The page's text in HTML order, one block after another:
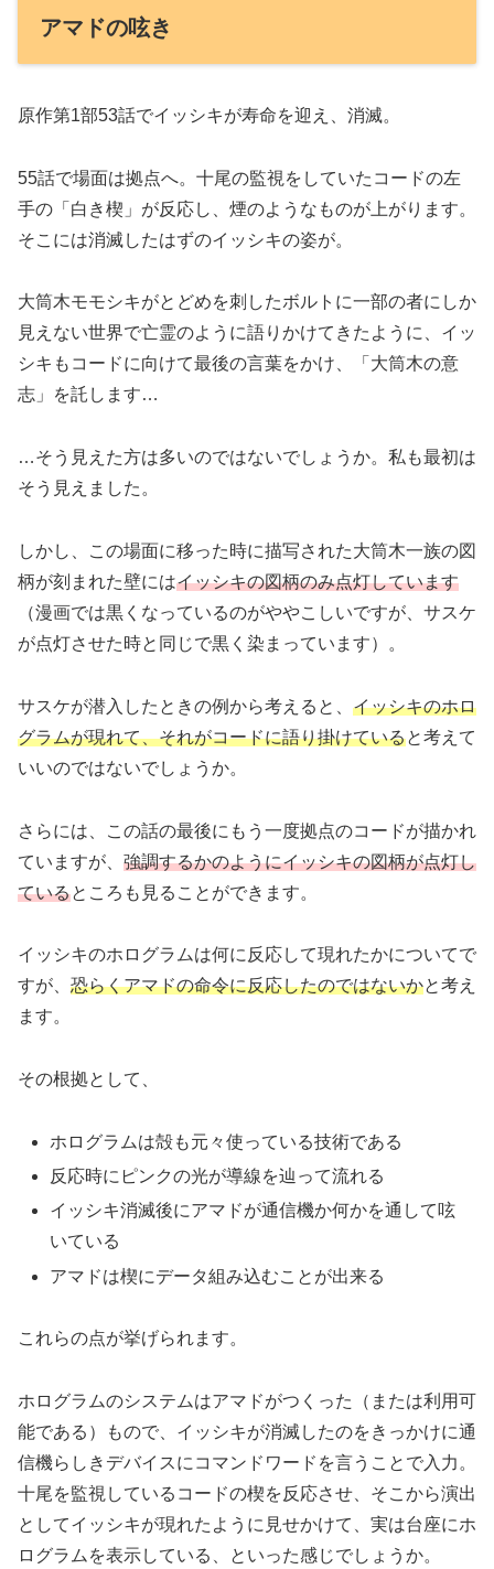
アマドの呟き
原作第1部53話でイッシキが寿命を迎え、消滅。
55話で場面は拠点へ。十尾の監視をしていたコードの左
手の「白き楔」が反応し、煙のようなものが上がります。
そこには消滅したはずのイッシキの姿が。
大筒木モモシキがとどめを刺したボルトに一部の者にしか
見えない世界で亡霊のように語りかけてきたように、イッ
シキもコードに向けて最後の言葉をかけ、「大筒木の意
志」を託します…
…そう見えた方は多いのではないでしょうか。私も最初は
そう見えました。
しかし、この場面に移った時に描写された大筒木一族の図
柄が刻まれた壁にはイッシキの図柄のみ点灯しています
（漫画では黒くなっているのがややこしいですが、サスケ
が点灯させた時と同じで黒く染まっています）。
サスケが潜入したときの例から考えると、 イッシキのホロ
グラムが現れて、それがコードに語り掛けていると考えて
いいのではないでしょうか。
さらには、この話の最後にもう一度拠点のコードが描かれ
ていますが、 強調するかのようにイッシキの図柄が点灯し
ているところも見ることができます。
イッシキのホログラムは何に反応して現れたかについてで
すが、 恐らくアマドの命令に反応したのではないかと考え
ます。
その根拠として、
ホログラムは殻も元々使っている技術である
反応時にピンクの光が導線を辿って流れる
イッシキ消滅後にアマドが通信機か何かを通して呟
いている
アマドは楔にデータ組み込むことが出来る
これらの点が挙げられます。
ホログラムのシステムはアマドがつくった（または利用可
能である）もので、イッシキが消滅したのをきっかけに通
信機らしきデバイスにコマンドワードを言うことで入力。
十尾を監視しているコードの楔を反応させ、そこから演出
としてイッシキが現れたように見せかけて、実は台座にホ
ログラムを表示している、といった感じでしょうか。